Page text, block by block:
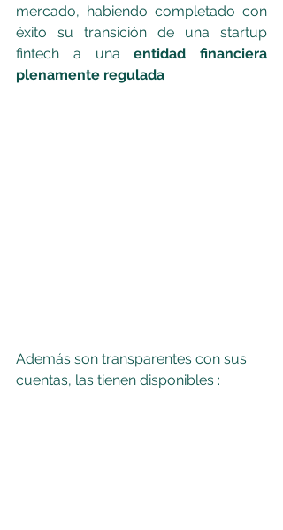
mercado, habiendo completado con
éxito su transición de una startup
fintech a una entidad financiera
plenamente regulada
Además son transparentes con sus
cuentas, las tienen disponibles :